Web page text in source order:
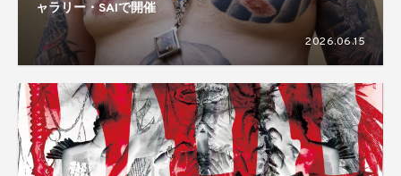
ャラリー・SAIで開催
2026.06.15